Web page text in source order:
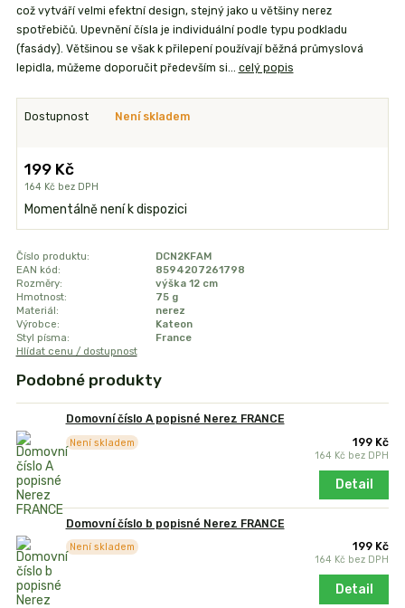
což vytváří velmi efektní design, stejný jako u většiny nerez
spotřebičů. Upevnění čísla je individuální podle typu podkladu
(fasády). Většinou se však k přilepení používají běžná průmyslová
lepidla, můžeme doporučit především si... celý popis
Dostupnost Není skladem
199 Kč
164 Kč bez DPH
Momentálně není k dispozici
Číslo produktu:
DCN2KFAM
EAN kód:
8594207261798
Rozměry:
výška 12 cm
Hmotnost:
75 g
Materiál:
nerez
Výrobce:
Kateon
Styl písma:
France
Hlídat cenu / dostupnost
Podobné produkty
Domovní číslo A popisné Nerez FRANCE
199 Kč
164 Kč bez DPH
Není skladem
Detail
Domovní číslo b popisné Nerez FRANCE
199 Kč
164 Kč bez DPH
Není skladem
Detail